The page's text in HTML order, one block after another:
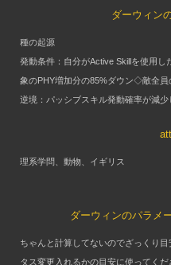
ダーウィン
種の起源
発動条件：自分がActive Skillを使用
象のPHY増加分の85%ダウン◇敵全
逆境：パッシブスキル発動確率が減
理系学問、動物、イギリス
ダーウィンのパラメ
ちゃんと計算してないのでざっくり
タス変更入れるかの目安に使ってく